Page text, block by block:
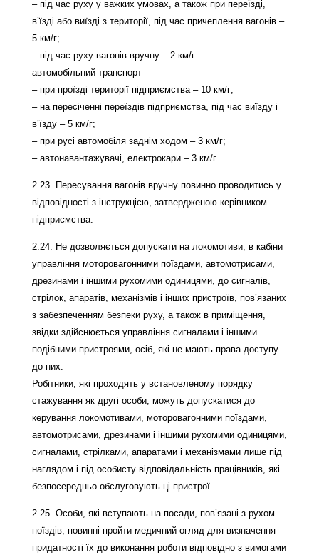
– під час руху у важких умовах, а також при переїзді,
в’їзді або виїзді з території, під час причеплення вагонів –
5 км/г;
– під час руху вагонів вручну – 2 км/г.
автомобільний транспорт
– при проїзді території підприємства – 10 км/г;
– на пересіченні переїздів підприємства, під час виїзду і
в’їзду – 5 км/г;
– при русі автомобіля заднім ходом – 3 км/г;
– автонавантажувачі, електрокари – 3 км/г.
2.23. Пересування вагонів вручну повинно проводитись у
відповідності з інструкцією, затвердженою керівником
підприємства.
2.24. Не дозволяється допускати на локомотиви, в кабіни
управління моторовагонними поїздами, автомотрисами,
дрезинами і іншими рухомими одиницями, до сигналів,
стрілок, апаратів, механізмів і інших пристроїв, пов’язаних
з забезпеченням безпеки руху, а також в приміщення,
звідки здійснюється управління сигналами і іншими
подібними пристроями, осіб, які не мають права доступу
до них.
Робітники, які проходять у встановленому порядку
стажування як другі особи, можуть допускатися до
керування локомотивами, моторовагонними поїздами,
автомотрисами, дрезинами і іншими рухомими одиницями,
сигналами, стрілками, апаратами і механізмами лише під
наглядом і під особисту відповідальність працівників, які
безпосередньо обслуговують ці пристрої.
2.25. Особи, які вступають на посади, пов’язані з рухом
поїздів, повинні пройти медичний огляд для визначення
придатності їх до виконання роботи відповідно з вимогами